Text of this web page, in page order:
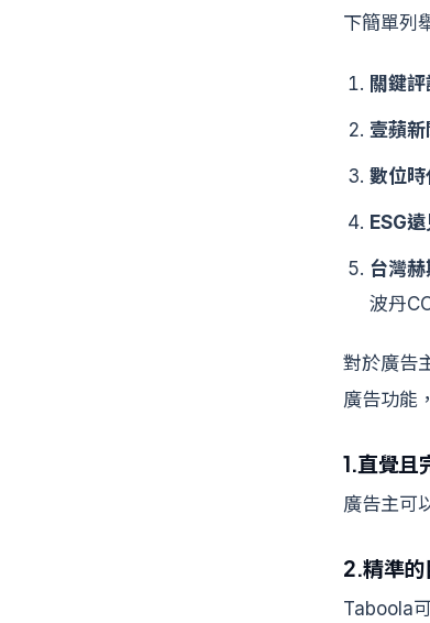
下簡單列
關鍵評
壹蘋新
數位時
ESG
台灣
波丹
對於廣告
廣告功能
1.直覺且
廣告主可
2.精準的
Taboola